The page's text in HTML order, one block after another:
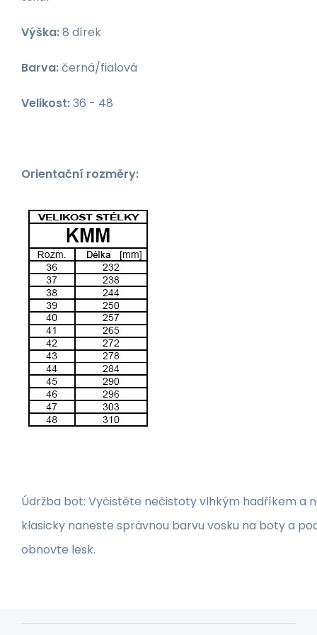
Výška:8 dírek
Barva:černá/fialová
Velikost:36 - 48
Orientační rozměry:
Údržba bot: Vyčistěte nečistoty vlhkým hadříkem a
klasicky naneste správnou barvu vosku na boty a
obnovte lesk.